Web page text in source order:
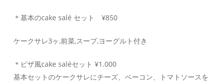
＊基本のcake salé セット ¥850
ケークサレ3ヶ,前菜,スープ,ヨーグルト付き
＊ピザ風cake saléセット ¥1.000
基本セットのケークサレにチーズ、ベーコン、トマトソースを